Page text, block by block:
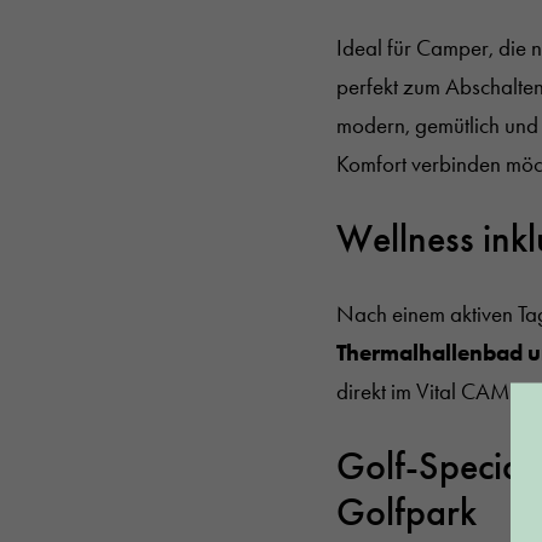
Ideal für Camper, die
perfekt zum
modern, gemütlich
Komfort verbinden
Wellness
Nach einem aktiven
Thermalhallenbad
direkt im Vital CAMP
Golf-Special
Golfpark